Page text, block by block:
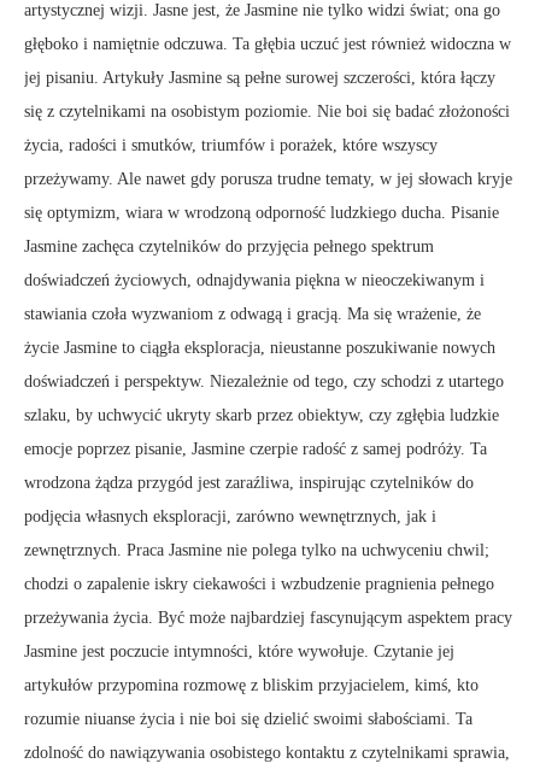
artystycznej wizji. Jasne jest, że Jasmine nie tylko widzi świat; ona go
głęboko i namiętnie odczuwa. Ta głębia uczuć jest również widoczna w
jej pisaniu. Artykuły Jasmine są pełne surowej szczerości, która łączy
się z czytelnikami na osobistym poziomie. Nie boi się badać złożoności
życia, radości i smutków, triumfów i porażek, które wszyscy
przeżywamy. Ale nawet gdy porusza trudne tematy, w jej słowach kryje
się optymizm, wiara w wrodzoną odporność ludzkiego ducha. Pisanie
Jasmine zachęca czytelników do przyjęcia pełnego spektrum
doświadczeń życiowych, odnajdywania piękna w nieoczekiwanym i
stawiania czoła wyzwaniom z odwagą i gracją. Ma się wrażenie, że
życie Jasmine to ciągła eksploracja, nieustanne poszukiwanie nowych
doświadczeń i perspektyw. Niezależnie od tego, czy schodzi z utartego
szlaku, by uchwycić ukryty skarb przez obiektyw, czy zgłębia ludzkie
emocje poprzez pisanie, Jasmine czerpie radość z samej podróży. Ta
wrodzona żądza przygód jest zaraźliwa, inspirując czytelników do
podjęcia własnych eksploracji, zarówno wewnętrznych, jak i
zewnętrznych. Praca Jasmine nie polega tylko na uchwyceniu chwil;
chodzi o zapalenie iskry ciekawości i wzbudzenie pragnienia pełnego
przeżywania życia. Być może najbardziej fascynującym aspektem pracy
Jasmine jest poczucie intymności, które wywołuje. Czytanie jej
artykułów przypomina rozmowę z bliskim przyjacielem, kimś, kto
rozumie niuanse życia i nie boi się dzielić swoimi słabościami. Ta
zdolność do nawiązywania osobistego kontaktu z czytelnikami sprawia,